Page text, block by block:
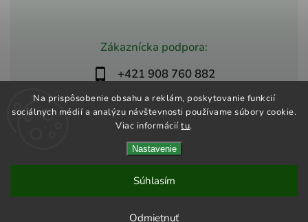
Na prispôsobenie obsahu a reklám, poskytovanie funkcií
sociálnych médií a analýzu návštevnosti používame súbory cookie.
Viac informáciítu.
Nastavenie
Odmietnuť
Súhlasím
OZNAM: Od 8.8.do 12.8.26 čerpáme dovolenku. Vaše
zásielky budeme vybavovať po tomto termíne. Ďakujeme za
Zákaznícka podpora:
+421 908 760 882
obchod@zdravio.sk
Copyright 2026Zdravio. Všetky práva vyhradené.
Upraviť nastavenie cookies